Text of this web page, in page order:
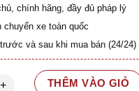
chính hãng, đầy đủ pháp lý
chuyển xe toàn quốc
và sau khi mua bán (24/24)
ABS 2025 29AC-367.73 số
THÊM VÀO GIỎ